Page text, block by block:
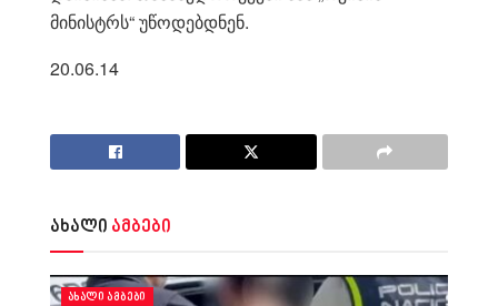
მინისტრს“ უწოდებდნენ.
20.06.14
ახალი ამბები
ᲐᲮᲐᲚᲘ ᲐᲛᲑᲔᲑᲘ